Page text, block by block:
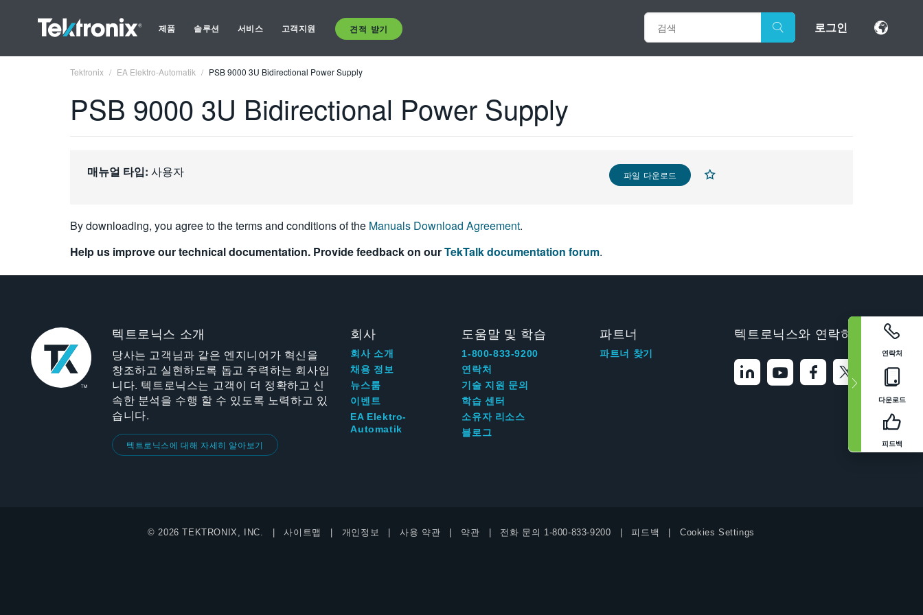
제품 솔루션 서비스 고객지원 견적 받기 로그인
연락처
다운로드
피드백
Tektronix EA Elektro-Automatik PSB 9000 3U Bidirectional Power Supply
PSB 9000 3U Bidirectional Power Supply
매뉴얼 타입: 사용자 파일 다운로드
By downloading, you agree to the terms and conditions of the Manuals Download Agreement.
Help us improve our technical documentation. Provide feedback on ourTekTalk documentation forum.
텍트로닉스 소개
당사는 고객님과 같은 엔지니어가 혁신을
창조하고 실현하도록 돕고 주력하는 회사입
니다. 텍트로닉스는 고객이 더 정확하고 신
속한 분석을 수행 할 수 있도록 노력하고 있
습니다.
텍트로닉스에 대해 자세히 알아보기
회사
회사 소개
채용 정보
뉴스룸
이벤트
EA Elektro-
Automatik
도움말 및 학습
1-800-833-9200
연락처
기술 지원 문의
학습 센터
소유자 리소스
블로그
파트너
파트너 찾기
텍트로닉스와 연락하기
© 2026 TEKTRONIX, INC. 사이트맵 개인정보 사용 약관 약관 전화 문의 1-800-833-9200 피드백 Cookies Settings